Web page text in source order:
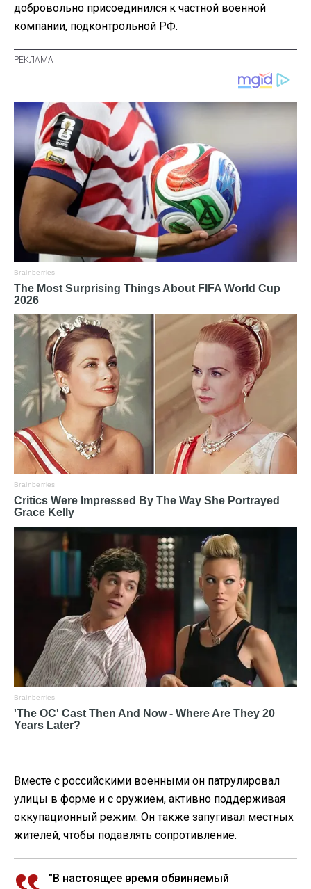
добровольно присоединился к частной военной
компании, подконтрольной РФ.
Вместе с российскими военными он патрулировал
улицы в форме и с оружием, активно поддерживая
оккупационный режим. Он также запугивал местных
жителей, чтобы подавлять сопротивление.
"В настоящее время обвиняемый